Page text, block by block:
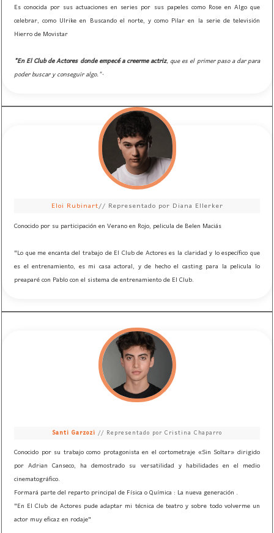
Es conocida por sus actuaciones en series por sus papeles como Rose en Algo que
celebrar, como Ulrike en Buscando el norte, y como Pilar en la serie de televisión
Hierro de Movistar
"En El Club de Actores donde empecé a creerme actriz, que es el primer paso a dar para
poder buscar y conseguir algo."·
Eloi Rubinart// Representado por Diana Ellerker
Conocido por su participación en Verano en Rojo, pelicula de Belen Maciás
"Lo que me encanta del trabajo de El Club de Actores es la claridad y lo específico que
es el entrenamiento, es mi casa actoral, y de hecho el casting para la pelicula lo
preaparé con Pablo con el sistema de entrenamiento de El Club.
Santi Garzozi // Representado por Cristina Chaparro
Conocido por su trabajo como protagonista en el cortometraje «Sin Soltar» dirigido
por Adrian Canseco, ha demostrado su versatilidad y habilidades en el medio
cinematográfico.
Formará parte del reparto principal de Física o Química : La nueva generación .
"En El Club de Actores pude adaptar mi técnica de teatro y sobre todo volverme un
actor muy eficaz en rodaje"